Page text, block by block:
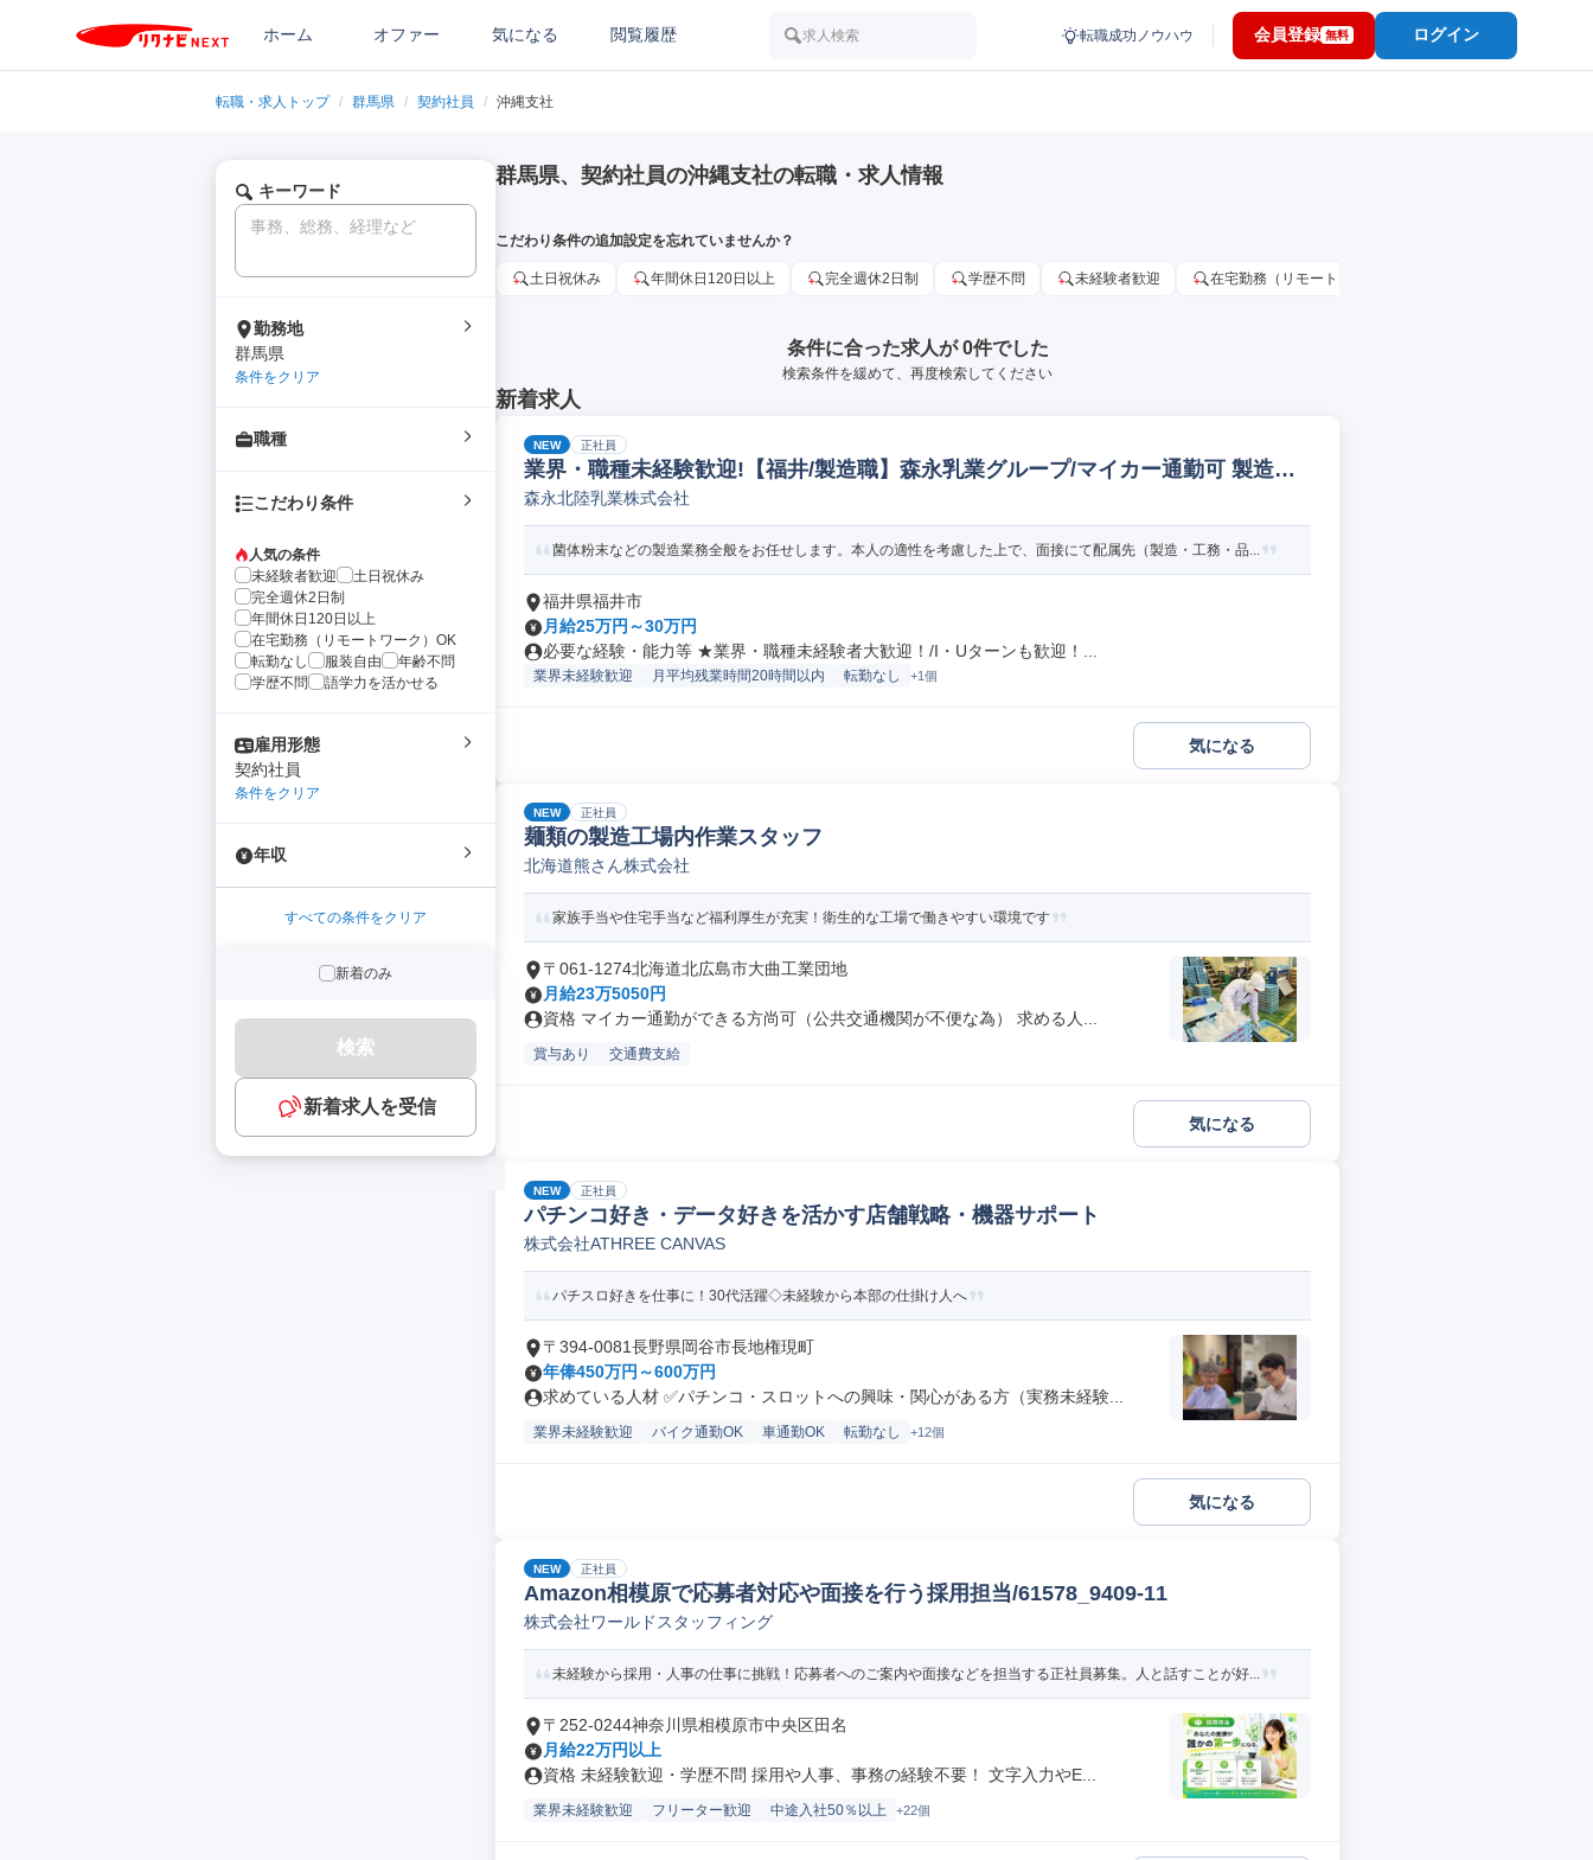
ホーム オファー 気になる 閲覧履歴 求人検索 転職成功ノウハウ 会員登録 無料 ログイン
転職・求人トップ / 群馬県 / 契約社員 / 沖縄支社
キーワード
勤務地
群馬県
条件をクリア
職種
こだわり条件
人気の条件
未経験者歓迎
土日祝休み
完全週休2日制
年間休日120日以上
在宅勤務（リモートワーク）OK
転勤なし
服装自由
年齢不問
学歴不問
語学力を活かせる
雇用形態
契約社員
条件をクリア
年収
すべての条件をクリア
新着のみ
検索
新着求人を受信
群馬県、契約社員の沖縄支社の転職・求人情報
こだわり条件の追加設定を忘れていませんか？
土日祝休み 年間休日120日以上 完全週休2日制 学歴不問 未経験者歓迎 在宅勤務（リモートワーク）OK
条件に合った求人が 0件でした
検索条件を緩めて、再度検索してください
新着求人
NEW 正社員
業界・職種未経験歓迎!【福井/製造職】森永乳業グループ/マイカー通勤可 製造オ
ペレーター/ラインマネージャー(食品/飲料/たばこ)
森永北陸乳業株式会社
菌体粉末などの製造業務全般をお任せします。本人の適性を考慮した上で、面接にて配属先（製造・工務・品...
福井県福井市
月給25万円～30万円
必要な経験・能力等 ★業界・職種未経験者大歓迎！/I・Uターンも歓迎！...
業界未経験歓迎 月平均残業時間20時間以内 転勤なし +1個
気になる
NEW 正社員
麺類の製造工場内作業スタッフ
北海道熊さん株式会社
家族手当や住宅手当など福利厚生が充実！衛生的な工場で働きやすい環境です
〒061-1274北海道北広島市大曲工業団地
月給23万5050円
資格 マイカー通勤ができる方尚可（公共交通機関が不便な為） 求める人...
賞与あり 交通費支給
気になる
NEW 正社員
パチンコ好き・データ好きを活かす店舗戦略・機器サポート
株式会社ATHREE CANVAS
パチスロ好きを仕事に！30代活躍◇未経験から本部の仕掛け人へ
〒394-0081長野県岡谷市長地権現町
年俸450万円～600万円
求めている人材 ✅パチンコ・スロットへの興味・関心がある方（実務未経験...
業界未経験歓迎 バイク通勤OK 車通勤OK 転勤なし +12個
気になる
NEW 正社員
Amazon相模原で応募者対応や面接を行う採用担当/61578_9409-11
株式会社ワールドスタッフィング
未経験から採用・人事の仕事に挑戦！応募者へのご案内や面接などを担当する正社員募集。人と話すことが好...
〒252-0244神奈川県相模原市中央区田名
月給22万円以上
資格 未経験歓迎・学歴不問 採用や人事、事務の経験不要！ 文字入力やE...
業界未経験歓迎 フリーター歓迎 中途入社50％以上 +22個